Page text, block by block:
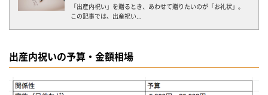
「出産内祝い」を贈るとき、あわせて贈りたいのが「お礼状」。
この記事では、出産祝い...
出産内祝いの予算・金額相場